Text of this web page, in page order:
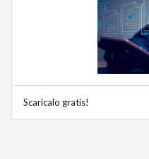
Scaricalo gratis!